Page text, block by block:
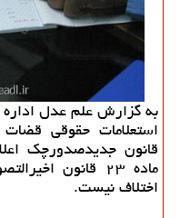
به گزارش علم عدل
استعلامات حقوقی
قانون جدیدصدورچك
ماده ۲۳ قانون
اختلاف نیست.